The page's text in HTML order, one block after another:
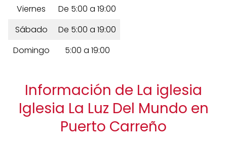
Viernes
De 5:00 a 19:00
Sábado
De 5:00 a 19:00
Domingo
5:00 a 19:00
Información de La iglesia
Iglesia La Luz Del Mundo en
Puerto Carreño